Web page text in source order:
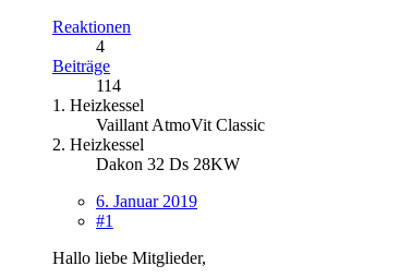
Reaktionen
4
Beiträge
114
1. Heizkessel
Vaillant AtmoVit Classic
2. Heizkessel
Dakon 32 Ds 28KW
6. Januar 2019
#1
Hallo liebe Mitglieder,